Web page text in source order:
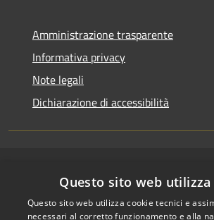
Amministrazione trasparente
Informativa privacy
Note legali
Dichiarazione di accessibilità
Accessibilità
Privacy
Questo sito web utilizza
Questo sito web utilizza cookie tecnici e
necessari al corretto funzionamento e alla